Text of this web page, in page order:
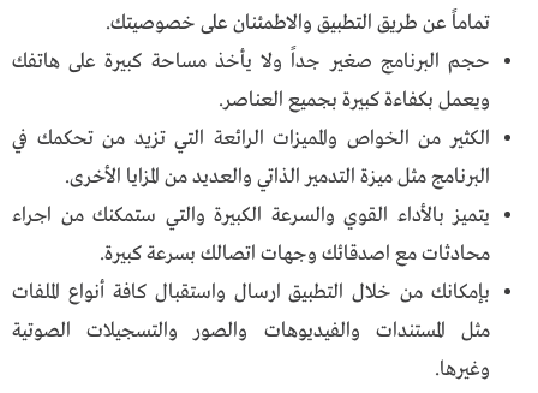
تماماً عن طريق التطبيق والاطمئنان على خصوصيتك.
حجم البرنامج صغير جداً ولا يأخذ مساحة كبيرة على هاتفك
ويعمل بكفاءة كبيرة بجميع العناصر.
الكثير من الخواص والمميزات الرائعة التي تزيد من تحكمك في
البرنامج مثل ميزة التدمير الذاتي والعديد من المزايا الأخرى.
يتميز بالأداء القوي والسرعة الكبيرة والتي ستمكنك من اجراء
محادثات مع اصدقائك وجهات اتصالك بسرعة كبيرة.
بإمكانك من خلال التطبيق ارسال واستقبال كافة أنواع الملفات
مثل المستندات والفيديوهات والصور والتسجيلات الصوتية
وغيرها.